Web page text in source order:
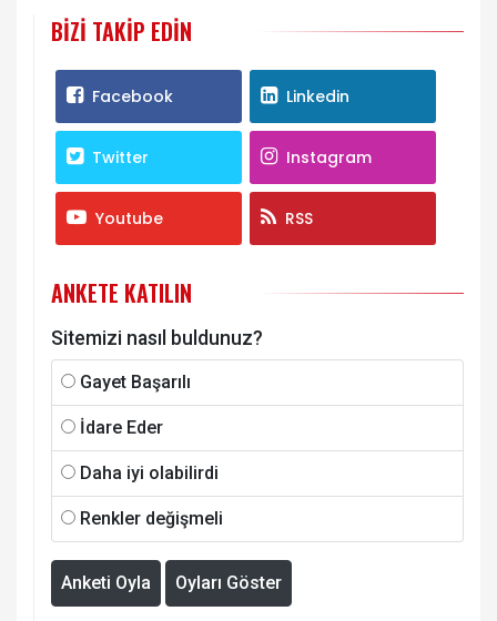
BIZI TAKIP EDIN
Facebook Linkedin
Twitter Instagram
Youtube RSS
ANKETE KATILIN
Sitemizi nasıl buldunuz?
Gayet Başarılı
İdare Eder
Daha iyi olabilirdi
Renkler değişmeli
Anketi Oyla Oyları Göster